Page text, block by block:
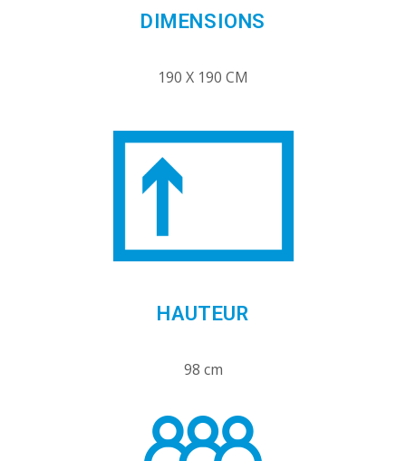
DIMENSIONS
190 X 190 CM
HAUTEUR
98 cm